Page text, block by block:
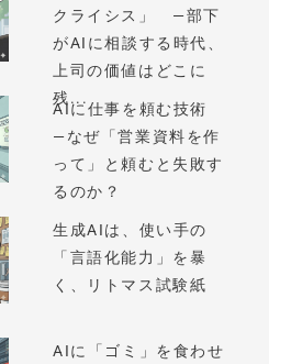
クライシス」 —部下
がAIに相談する時代、
上司の価値はどこに
残...
AIに仕事を頼む技術
—なぜ「営業資料を作
って」と頼むと失敗す
るのか？
生成AIは、使い手の
「言語化能力」を暴
く、リトマス試験紙
AIに「ゴミ」を食わせ